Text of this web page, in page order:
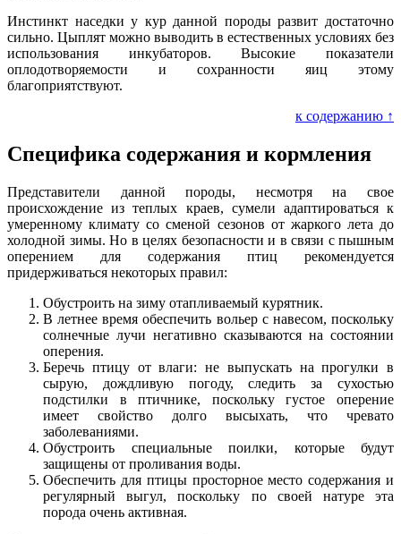
Инстинкт наседки у кур данной породы развит достаточно
сильно. Цыплят можно выводить в естественных условиях без
использования инкубаторов. Высокие показатели
оплодотворяемости и сохранности яиц этому
благоприятствуют.
к содержанию ↑
Специфика содержания и кормления
Представители данной породы, несмотря на свое
происхождение из теплых краев, сумели адаптироваться к
умеренному климату со сменой сезонов от жаркого лета до
холодной зимы. Но в целях безопасности и в связи с пышным
оперением для содержания птиц рекомендуется
придерживаться некоторых правил:
Обустроить на зиму отапливаемый курятник.
В летнее время обеспечить вольер с навесом, поскольку
солнечные лучи негативно сказываются на состоянии
оперения.
Беречь птицу от влаги: не выпускать на прогулки в
сырую, дождливую погоду, следить за сухостью
подстилки в птичнике, поскольку густое оперение
имеет свойство долго высыхать, что чревато
заболеваниями.
Обустроить специальные поилки, которые будут
защищены от проливания воды.
Обеспечить для птицы просторное место содержания и
регулярный выгул, поскольку по своей натуре эта
порода очень активная.